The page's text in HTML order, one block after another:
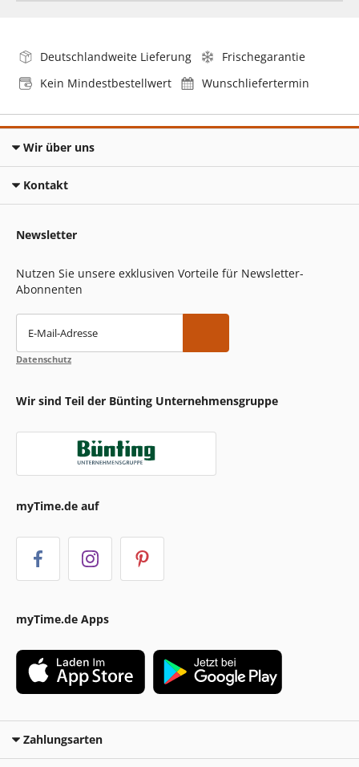
Deutschlandweite Lieferung
Frischegarantie
Kein Mindestbestellwert
Wunschliefertermin
Wir über uns
Kontakt
Newsletter
Nutzen Sie unsere exklusiven Vorteile für Newsletter-
Abonnenten
E-Mail-Adresse
Datenschutz
Wir sind Teil der Bünting Unternehmensgruppe
myTime.de auf
myTime.de Apps
Zahlungsarten